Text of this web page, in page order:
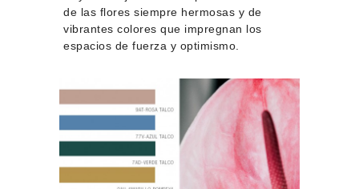
de las flores siempre hermosas y de
vibrantes colores que impregnan los
espacios de fuerza y optimismo.